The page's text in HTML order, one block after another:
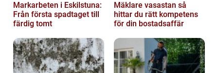
Markarbeten i Eskilstuna:
Från första spadtaget till
färdig tomt
Mäklare vasastan så
hittar du rätt kompetens
för din bostadsaffär